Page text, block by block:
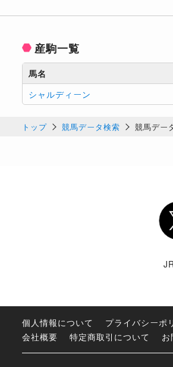
産駒一覧
馬名
シャルディーン
トップ 競馬データ検索 競馬デー
個人情報について プライバシーポ
会社概要
特定商取引について